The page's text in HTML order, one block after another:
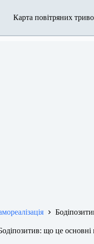
Карта повітряних
що це